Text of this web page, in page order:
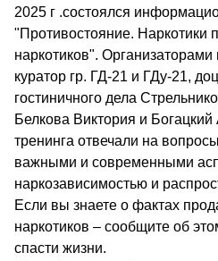
2025 г .состоялся
"Противостояние. Наркотики
наркотиков".
куратор гр. ГД-21 и ГДу-21,
гостиничного дела
Белкова Виктория и Богацкий
тренинга отвечали на
важными и современными
наркозависимостью и
Если вы знаете о фактах
наркотиков – сообщите об
спасти жизни.